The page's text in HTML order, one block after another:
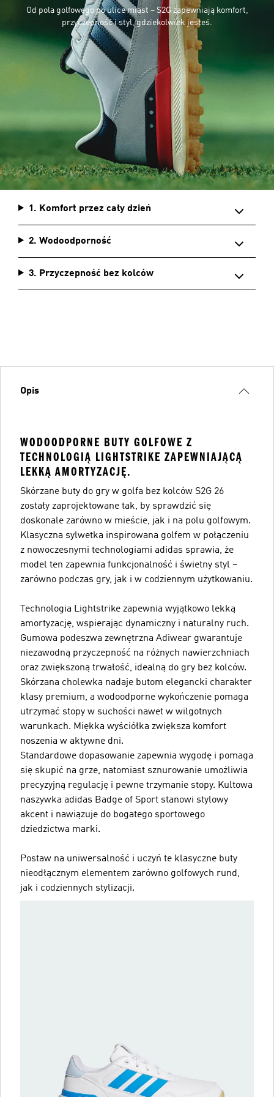
Od pola golfowego po ulice miast – S2G zapewniają komfort,
przyczepność i styl, gdziekolwiek jesteś.
1. Komfort przez cały dzień
2. Wodoodporność
3. Przyczepność bez kolców
Opis
WODOODPORNE BUTY GOLFOWE Z
TECHNOLOGIĄ LIGHTSTRIKE ZAPEWNIAJĄCĄ
LEKKĄ AMORTYZACJĘ.
Skórzane buty do gry w golfa bez kolców S2G 26
zostały zaprojektowane tak, by sprawdzić się
doskonale zarówno w mieście, jak i na polu golfowym.
Klasyczna sylwetka inspirowana golfem w połączeniu
z nowoczesnymi technologiami adidas sprawia, że
model ten zapewnia funkcjonalność i świetny styl –
zarówno podczas gry, jak i w codziennym użytkowaniu.
Technologia Lightstrike zapewnia wyjątkowo lekką
amortyzację, wspierając dynamiczny i naturalny ruch.
Gumowa podeszwa zewnętrzna Adiwear gwarantuje
niezawodną przyczepność na różnych nawierzchniach
oraz zwiększoną trwałość, idealną do gry bez kolców.
Skórzana cholewka nadaje butom elegancki charakter
klasy premium, a wodoodporne wykończenie pomaga
utrzymać stopy w suchości nawet w wilgotnych
warunkach. Miękka wyściółka zwiększa komfort
noszenia w aktywne dni.
Standardowe dopasowanie zapewnia wygodę i pomaga
się skupić na grze, natomiast sznurowanie umożliwia
precyzyjną regulację i pewne trzymanie stopy. Kultowa
naszywka adidas Badge of Sport stanowi stylowy
akcent i nawiązuje do bogatego sportowego
dziedzictwa marki.
Postaw na uniwersalność i uczyń te klasyczne buty
nieodłącznym elementem zarówno golfowych rund,
jak i codziennych stylizacji.